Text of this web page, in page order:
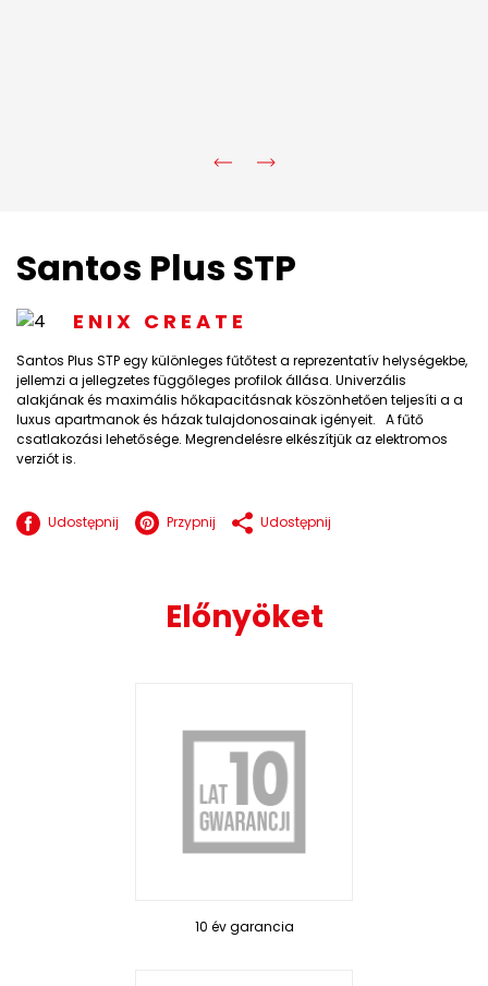
Santos Plus STP
ENIX CREATE
Santos Plus STP egy különleges fűtőtest a reprezentatív helységekbe,
jellemzi a jellegzetes függőleges profilok állása. Univerzális
alakjának és maximális hőkapacitásnak köszönhetően teljesíti a a
luxus apartmanok és házak tulajdonosainak igényeit. A fűtő
csatlakozási lehetősége. Megrendelésre elkészítjük az elektromos
verziót is.
Udostępnij Przypnij Udostępnij
Előnyöket
10 év garancia